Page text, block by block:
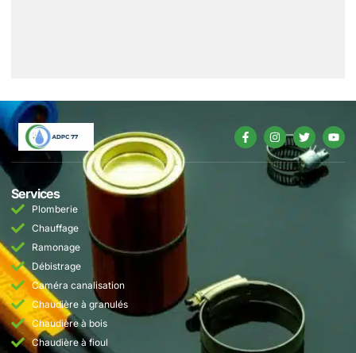
Services
Plomberie
Chauffage
Ramonage
Débistrage
Caméra canalisation
Chaudière à granulés
Chaudière à bois
Chaudière à fioul